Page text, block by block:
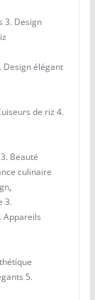
3. Design
Design élégant
de riz 4.
Beauté
culinaire
,
3.
Appareils
5.